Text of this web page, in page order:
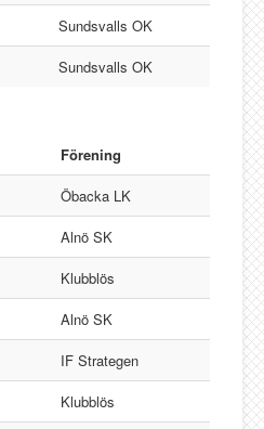
Sundsvalls OK
Sundsvalls OK
Förening
Öbacka LK
Alnö SK
Klubblös
Alnö SK
IF Strategen
Klubblös